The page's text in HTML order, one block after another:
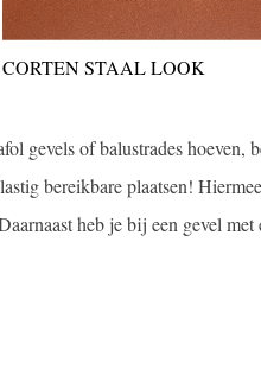
CORTEN STAAL LOOK
gevels of balustrades hoeven,
bereikbare plaatsen!
heb je bij een gevel